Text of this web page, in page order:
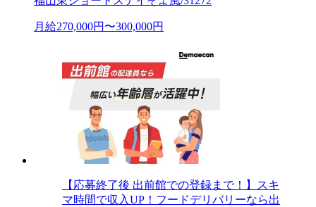
月給270,000円〜300,000円
【応募終了後 出前館での登録まで！】スキ
マ時間で収入UP！フードデリバリーなら出